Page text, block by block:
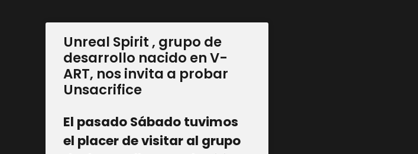
Unreal Spirit , grupo de
desarrollo nacido en V-
ART, nos invita a probar
Unsacrifice
El pasado Sábado tuvimos
el placer de visitar al grupo